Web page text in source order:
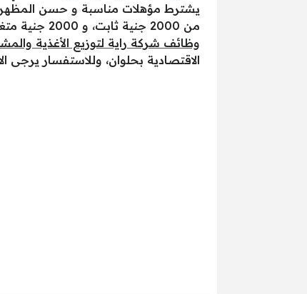
يشترط مؤهلات مناسبة و حسن المظهر
من 2000 جنية ثابت، و 2000 جنية متغير وحوافز 500 جنية، و للتقدم على الوظائف المطلوبة يرجى تعبئة البيانات المطلوبة بالاستمارة التالية ”
وظائف شركة راية لتوزيع الأغذية
الاقتصادية بحلوان، وللاستفسار يرجى الاتصال بالشركة من خلال